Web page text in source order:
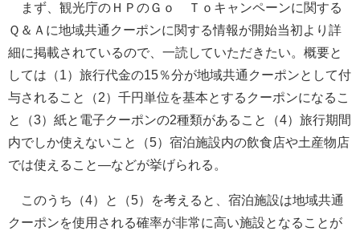
まず、観光庁のＨＰのＧｏ Ｔｏキャンペーンに関する
Ｑ＆Ａに地域共通クーポンに関する情報が開始当初より詳
細に掲載されているので、一読していただきたい。概要と
しては（1）旅行代金の15％分が地域共通クーポンとして付
与されること（2）千円単位を基本とするクーポンになるこ
と（3）紙と電子クーポンの2種類があること（4）旅行期間
内でしか使えないこと（5）宿泊施設内の飲食店や土産物店
では使えること―などが挙げられる。
このうち（4）と（5）を考えると、宿泊施設は地域共通
クーポンを使用される確率が非常に高い施設となることが